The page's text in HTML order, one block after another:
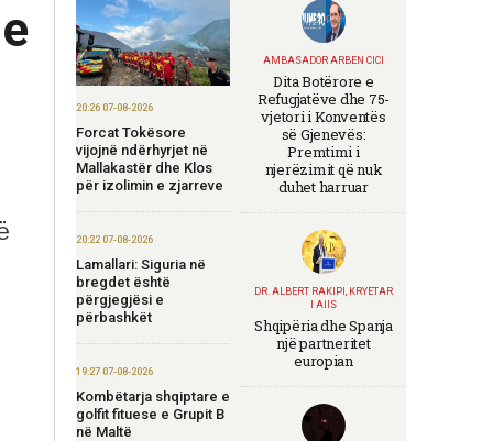
20:26 07-08-2026
Forcat Tokësore
vijojnë ndërhyrjet në
Mallakastër dhe Klos
për izolimin e zjarreve
20:22 07-08-2026
Lamallari: Siguria në
bregdet është
përgjegjësi e
përbashkët
19:27 07-08-2026
Kombëtarja shqiptare e
golfit fituese e Grupit B
në Maltë
AMBASADOR ARBEN CICI
Dita Botërore e
Refugjatëve dhe 75-
vjetori i Konventës
së Gjenevës:
Premtimi i
njerëzimit që nuk
duhet harruar
DR. ALBERT RAKIPI, KRYETAR
I AIIS
Shqipëria dhe Spanja
një partneritet
europian